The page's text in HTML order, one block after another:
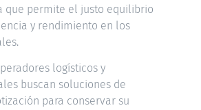
que permite el justo equilibrio
y rendimiento en los
logísticos y
buscan soluciones de
para conservar su